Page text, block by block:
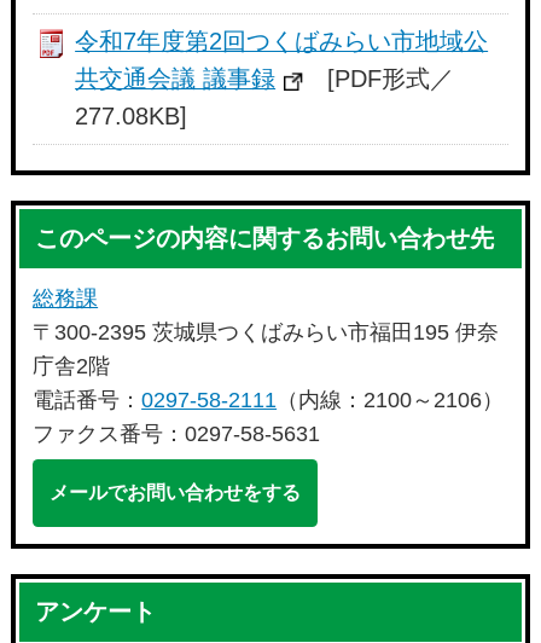
令和7年度第2回つくばみらい市地域公
共交通会議 議事録
[PDF形式／
277.08KB]
このページの内容に関するお問い合わせ先
総務課
〒300-2395 茨城県つくばみらい市福田195 伊奈
庁舎2階
電話番号：0297-58-2111 （内線：2100～2106）
ファクス番号：0297-58-5631
メールでお問い合わせをする
アンケート